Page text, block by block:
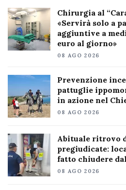
Chirurgia al
«Servirà solo a
aggiuntive a
euro al giorno»
08 AGO 2026
Prevenzione
pattuglie
in azione nel
08 AGO 2026
Abituale ritrovo
pregiudicate:
fatto chiudere
08 AGO 2026